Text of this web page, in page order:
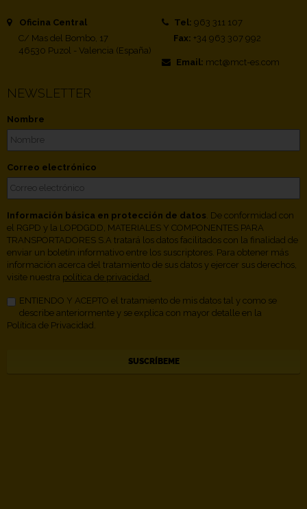
Oficina Central
C/ Mas del Bombo, 17
46530 Puzol - Valencia (España)
Tel: 963 311 107
Fax: +34 963 307 992
Email: mct@mct-es.com
NEWSLETTER
Nombre
Correo electrónico
Información básica en protección de datos . De conformidad con
el RGPD y la LOPDGDD, MATERIALES Y COMPONENTES PARA
TRANSPORTADORES S.A tratará los datos facilitados con la finalidad de
enviar un boletín informativo entre los suscriptores. Para obtener más
información acerca del tratamiento de sus datos y ejercer sus derechos,
visite nuestra política de privacidad.
ENTIENDO Y ACEPTO el tratamiento de mis datos tal y como se
describe anteriormente y se explica con mayor detalle en la
Política de Privacidad.